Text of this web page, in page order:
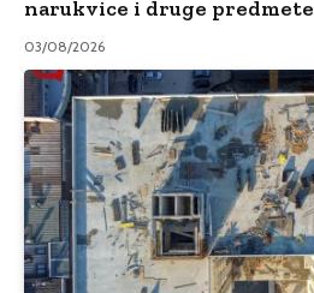
narukvice i druge predmete
03/08/2026